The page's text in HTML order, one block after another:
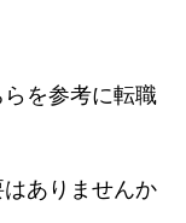
を参考に転職
ありませんか